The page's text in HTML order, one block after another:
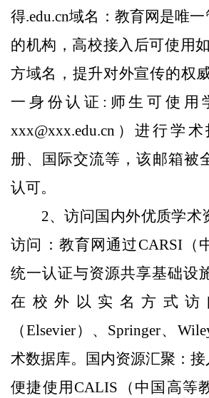
得.edu.cn域名‌：教育网是唯一
的机构，高校接入后可使用
方域名，提升对外宣传的权
一身份认证:师生可使用
xxx@xxx.edu.cn）进行学
册、国际交流等，该邮箱被
认可。
2、访问国内外优质学术
访问‌：教育网通过‌CARSI（
统一认证与资源共享基础设
在校外以实名方式访
（Elsevier）、Springer、
术数据库‌‌。国内资源汇聚‌：
便捷使用CALIS（中国高等